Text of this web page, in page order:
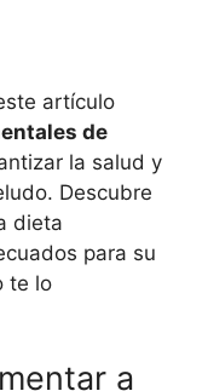
artículo
de
la salud y
Descubre
dieta
para su
te lo
a